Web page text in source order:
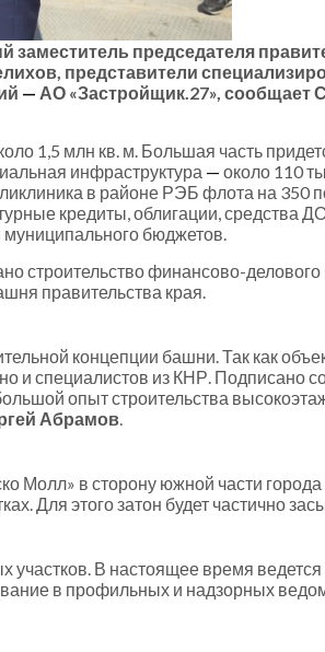
председателя
представители
— АО «Застройщик.27», сообщает
1,5 млн кв. м. Большая часть
инфраструктура — около 110
в районе РЭБ флота на 350
кредиты, облигации, средства
муниципального бюджетов.
строительство финансово-
правительства края.
концепции башни. Так как
и специалистов из КНР. Подписано
опыт строительства
Абрамов.
Молл» в сторону южной части
Для этого затон будет частично
участков. В настоящее время
в профильных и надзорных